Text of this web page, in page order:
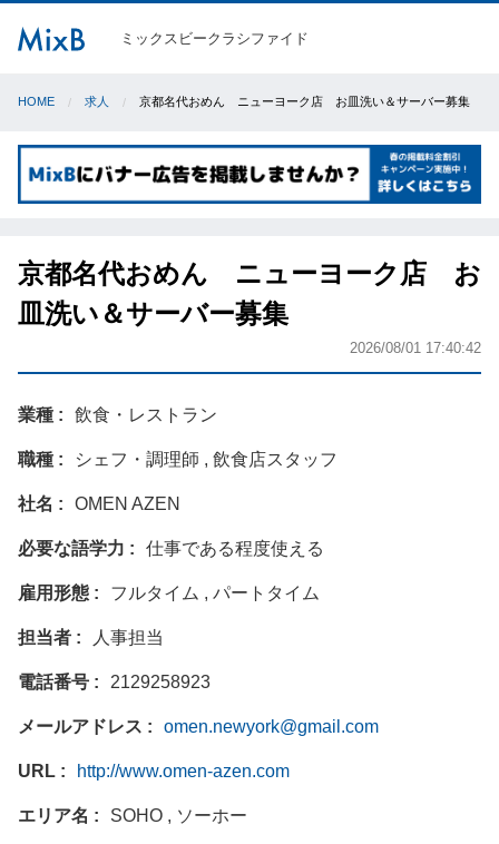
ミックスビークラシファイド
HOME 求人 京都名代おめん ニューヨーク店 お皿洗い＆サーバー募集
京都名代おめん ニューヨーク店 お
皿洗い＆サーバー募集
2026/08/01 17:40:42
業種 飲食・レストラン
職種 シェフ・調理師 , 飲食店スタッフ
社名 OMEN AZEN
必要な語学力 仕事である程度使える
雇用形態 フルタイム , パートタイム
担当者 人事担当
電話番号 2129258923
メールアドレス omen.newyork@gmail.com
URL http://www.omen-azen.com
エリア名 SOHO , ソーホー